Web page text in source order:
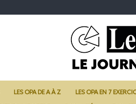
LES OPA DE A À Z LES OPA EN 7